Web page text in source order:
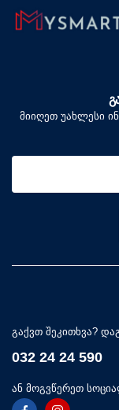
მიიღეთ უახლესი
გაქვთ შეკითხვა?
032 24 24 590
ან მოგვწერეთ